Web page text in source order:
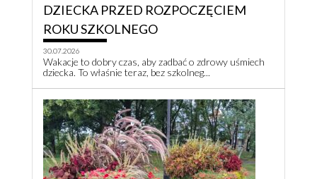
DZIECKA PRZED ROZPOCZĘCIEM
ROKU SZKOLNEGO
30.07.2026
Wakacje to dobry czas, aby zadbać o zdrowy uśmiech
dziecka. To właśnie teraz, bez szkolneg...